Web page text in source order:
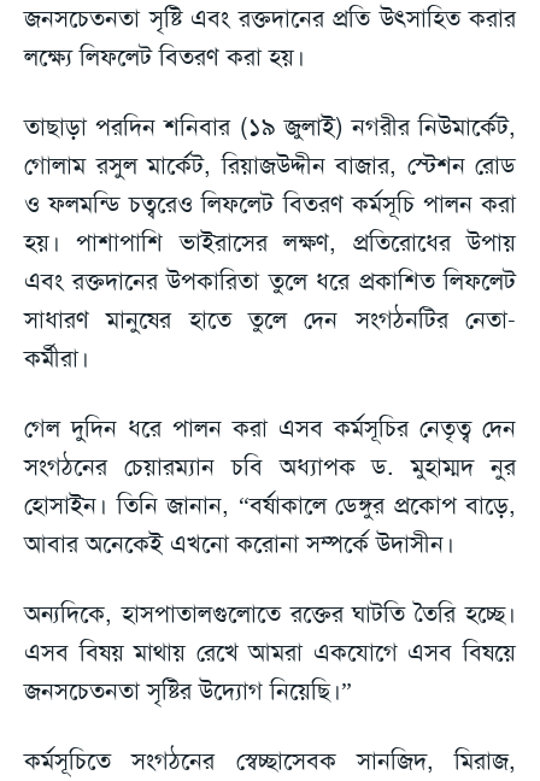
জনসচেতনতা সৃষ্টি এবং রক্তদানের প্রতি উৎসাহিত করার
লক্ষ্যে লিফলেট বিতরণ করা হয়।
তাছাড়া পরদিন শনিবার (১৯ জুলাই) নগরীর নিউমার্কেট,
গোলাম রসুল মার্কেট, রিয়াজউদ্দীন বাজার, স্টেশন রোড
ও ফলমন্ডি চত্বরেও লিফলেট বিতরণ কর্মসূচি পালন করা
হয়। পাশাপাশি ভাইরাসের লক্ষণ, প্রতিরোধের উপায়
এবং রক্তদানের উপকারিতা তুলে ধরে প্রকাশিত লিফলেট
সাধারণ মানুষের হাতে তুলে দেন সংগঠনটির নেতা-
কর্মীরা।
গেল দুদিন ধরে পালন করা এসব কর্মসূচির নেতৃত্ব দেন
সংগঠনের চেয়ারম্যান চবি অধ্যাপক ড. মুহাম্মদ নুর
হোসাইন। তিনি জানান, “বর্ষাকালে ডেঙ্গুর প্রকোপ বাড়ে,
আবার অনেকেই এখনো করোনা সম্পর্কে উদাসীন।
অন্যদিকে, হাসপাতালগুলোতে রক্তের ঘাটতি তৈরি হচ্ছে।
এসব বিষয় মাথায় রেখে আমরা একযোগে এসব বিষয়ে
জনসচেতনতা সৃষ্টির উদ্যোগ নিয়েছি।”
কর্মসূচিতে সংগঠনের স্বেচ্ছাসেবক সানজিদ, মিরাজ,